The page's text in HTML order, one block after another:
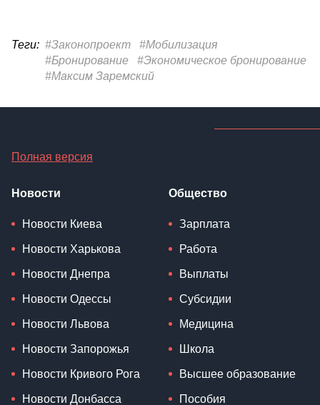
Теги: #Законопроект
#Мобилизация
#Бронирование
#Экономическое бронирование
#Максим Заремский
Полная версия
Новости
Новости Киева
Новости Харькова
Новости Днепра
Новости Одессы
Новости Львова
Новости Запорожья
Новости Кривого Рога
Новости Донбасса
Общество
Зарплата
Работа
Выплаты
Субсидии
Медицина
Школа
Высшее образование
Пособия